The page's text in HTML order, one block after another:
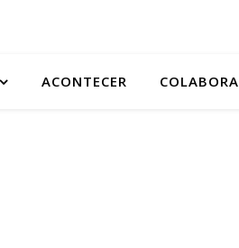
ACONTECER COLABORA